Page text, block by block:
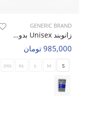
GENERIC BRAND
زانوبند Unisex بدون برند Knee Guard U
985,000 تومان
S
M
L
XL
2XL